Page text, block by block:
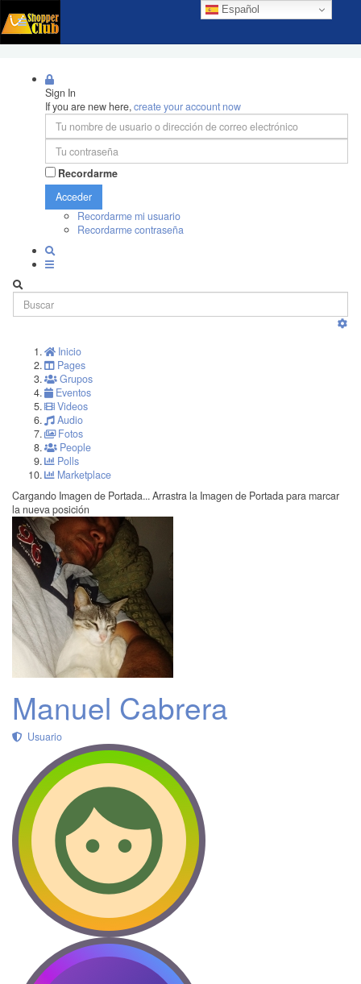
Español
Sign In
If you are new here,create your account now
Recordarme
Acceder
Recordarme mi usuario
Recordarme contraseña
Inicio
Pages
Grupos
Eventos
Videos
Audio
Fotos
People
Polls
Marketplace
Cargando Imagen de Portada... Arrastra la Imagen de Portada para marcar
la nueva posición
Manuel Cabrera
Usuario